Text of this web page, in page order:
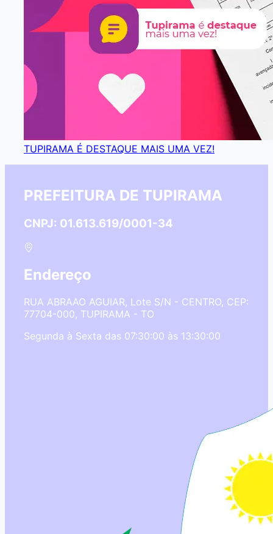
TUPIRAMA É DESTAQUE MAIS UMA VEZ!
PREFEITURA DE TUPIRAMA
CNPJ: 01.613.619/0001-34
Endereço
RUA ABRAAO AGUIAR, Lote S/N - CENTRO, CEP:
77704-000, TUPIRAMA - TO
Segunda à Sexta das 07:30:00 às 13:30:00